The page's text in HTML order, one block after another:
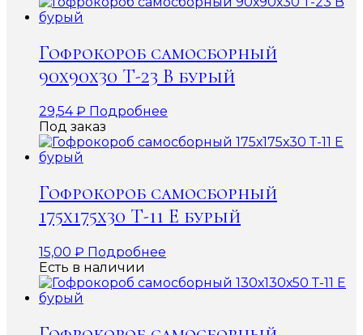
Гофрокороб самосборный
90х90х30 Т-23 В бурый
29,54₽ Подробнее
Под заказ
Гофрокороб самосборный
175х175х30 Т-11 Е бурый
15,00 ₽ Подробнее
Есть в наличии